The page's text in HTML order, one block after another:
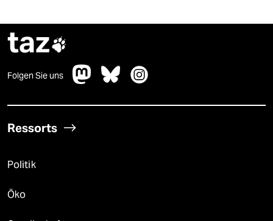
taz
Folgen Sie uns
Ressorts
Politik
Öko